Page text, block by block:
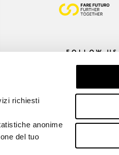
richiesti
anonime
del tuo
FOLLOW US